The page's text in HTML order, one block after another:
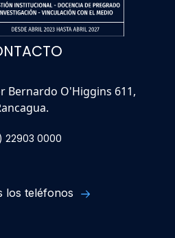
Bernardo O'Higgins 611,
22903 0000
los teléfonos